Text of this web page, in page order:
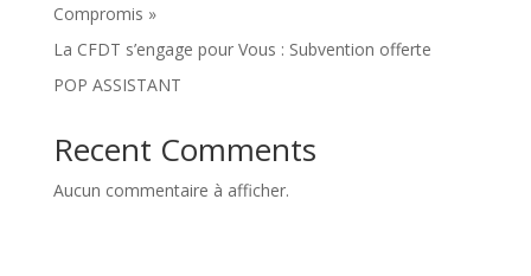
Compromis »
La CFDT s’engage pour Vous : Subvention offerte
POP ASSISTANT
Recent Comments
Aucun commentaire à afficher.